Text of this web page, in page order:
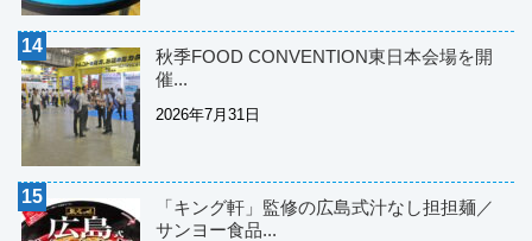
秋季FOOD CONVENTION東日本会場を開
催...
2026年7月31日
「キング軒」監修の広島式汁なし担担麺／
サンヨー食品...